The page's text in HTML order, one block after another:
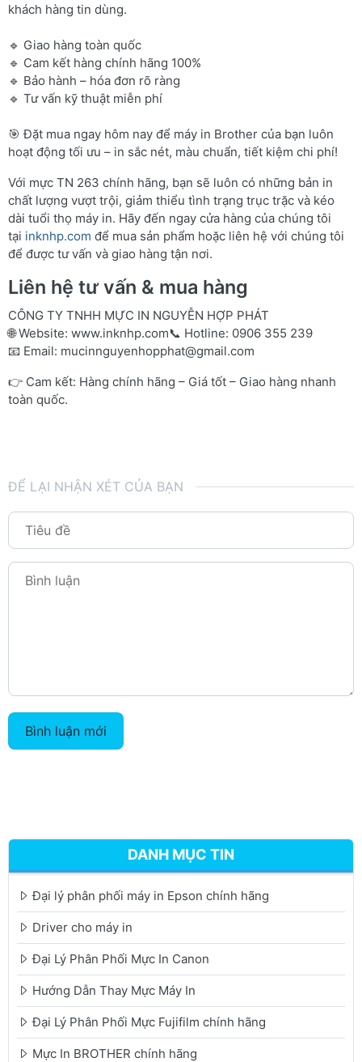
khách hàng tin dùng.
🔹 Giao hàng toàn quốc
🔹 Cam kết hàng chính hãng 100%
🔹 Bảo hành – hóa đơn rõ ràng
🔹 Tư vấn kỹ thuật miễn phí
🎯 Đặt mua ngay hôm nay để máy in Brother của bạn luôn
hoạt động tối ưu – in sắc nét, màu chuẩn, tiết kiệm chi phí!
Với mực TN 263 chính hãng, bạn sẽ luôn có những bản in
chất lượng vượt trội, giảm thiểu tình trạng trục trặc và kéo
dài tuổi thọ máy in. Hãy đến ngay cửa hàng của chúng tôi
tại inknhp.com để mua sản phẩm hoặc liên hệ với chúng tôi
để được tư vấn và giao hàng tận nơi.
Liên hệ tư vấn & mua hàng
CÔNG TY TNHH MỰC IN NGUYỄN HỢP PHÁT
🌐 Website: www.inknhp.com📞 Hotline: 0906 355 239
📧 Email: mucinnguyenhopphat@gmail.com
👉 Cam kết: Hàng chính hãng – Giá tốt – Giao hàng nhanh
toàn quốc.
ĐỂ LẠI NHẬN XÉT CỦA BẠN
Bình luận mới
DANH MỤC TIN
Đại lý phân phối máy in Epson chính hãng
Driver cho máy in
Đại Lý Phân Phối Mực In Canon
Hướng Dẫn Thay Mực Máy In
Đại Lý Phân Phối Mực Fujifilm chính hãng
Mực In BROTHER chính hãng